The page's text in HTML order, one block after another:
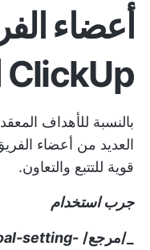
أعضاء
ClickUp الخاصة بك
بالنسبة للأهداف
العديد من أعضاء
قوية للتتبع والتعاون.
جرب استخدام
_/مرجع/ setting-